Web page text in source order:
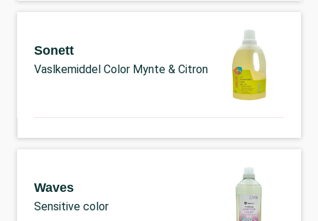
Sonett
Vaslkemiddel Color Mynte & Citron
Waves
Sensitive color